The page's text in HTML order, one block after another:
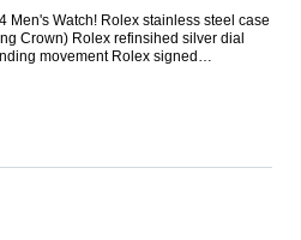
stainless steel case
silver dial
/ withdraw they will bear risk , cost of all